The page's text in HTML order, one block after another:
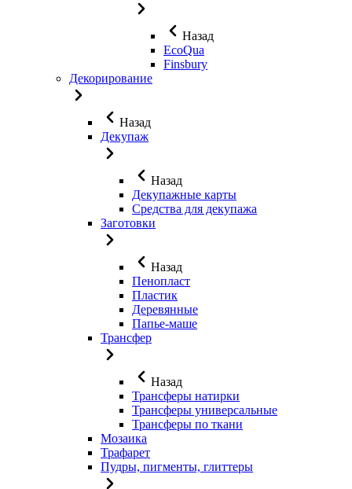
Назад
EcoQua
Finsbury
Декорирование
Назад
Декупаж
Назад
Декупажные карты
Средства для декупажа
Заготовки
Назад
Пенопласт
Пластик
Деревянные
Папье-маше
Трансфер
Назад
Трансферы натирки
Трансферы универсальные
Трансферы по ткани
Мозаика
Трафарет
Пудры, пигменты, глиттеры